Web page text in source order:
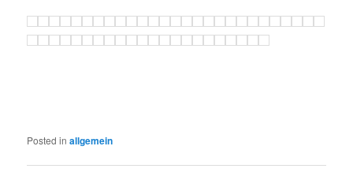
Posted in allgemein